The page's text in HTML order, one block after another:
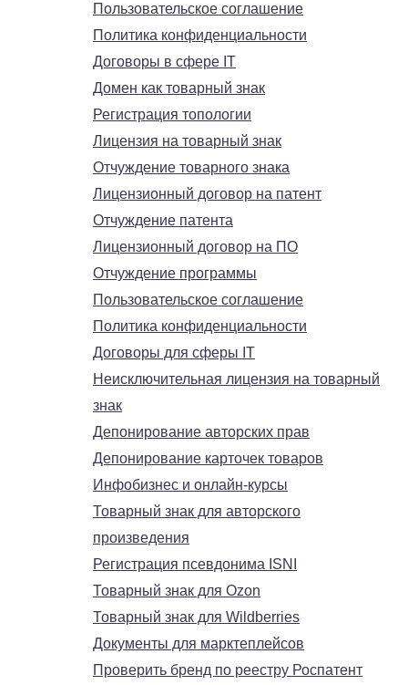
Пользовательское соглашение
Политика конфиденциальности
Договоры в сфере IT
Домен как товарный знак
Регистрация топологии
Лицензия на товарный знак
Отчуждение товарного знака
Лицензионный договор на патент
Отчуждение патента
Лицензионный договор на ПО
Отчуждение программы
Пользовательское соглашение
Политика конфиденциальности
Договоры для сферы IT
Неисключительная лицензия на товарный
знак
Депонирование авторских прав
Депонирование карточек товаров
Инфобизнес и онлайн-курсы
Товарный знак для авторского
произведения
Регистрация псевдонима ISNI
Товарный знак для Ozon
Товарный знак для Wildberries
Документы для марктеплейсов
Проверить бренд по реестру Роспатент